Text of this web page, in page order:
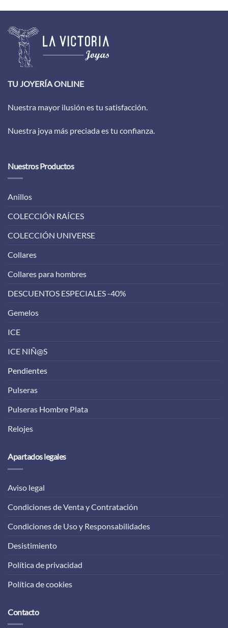
TU JOYERÍA ONLINE
Nuestra mayor ilusión es tu satisfacción.
Nuestra joya más preciada es tu confianza.
Nuestros Productos
Anillos
COLECCIÓN RAÍCES
COLECCIÓN UNIVERSE
Collares
Collares para hombres
DESCUENTOS ESPECIALES -40%
Gemelos
ICE
ICE NIÑ@S
Pendientes
Pulseras
Pulseras Hombre Plata
Relojes
Apartados legales
Aviso legal
Condiciones de Venta y Contratación
Condiciones de Uso y Responsabilidades
Desistimiento
Política de privacidad
Política de cookies
Contacto